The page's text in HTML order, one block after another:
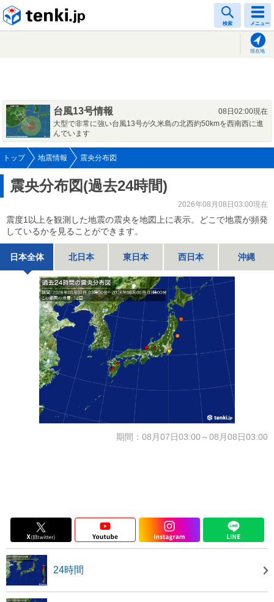
検索 メニュー
現在地
台風13号情報
08日02:00現在
大型で非常に強い台風13号が久米島の北西約50kmを西南西に進
んでいます
トップ 地震情報 震央分布図
震央分布図(過去24時間)
2026年08月08日03:00現在
震度1以上を観測した地震の震央を地図上に表示。どこで地震が頻発
しているかを見ることができます。
日本全体 北日本 東日本 西日本 沖縄
期間：08月07日03:00～08月08日03:00
24時間